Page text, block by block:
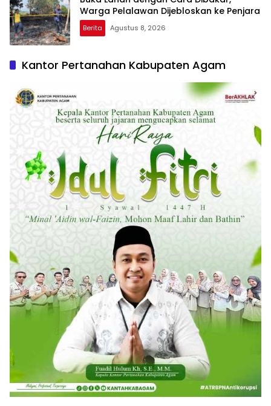
Warga Pelalawan Dijebloskan ke Penjara
Berita Agustus 8, 2026
Kantor Pertanahan Kabupaten Agam